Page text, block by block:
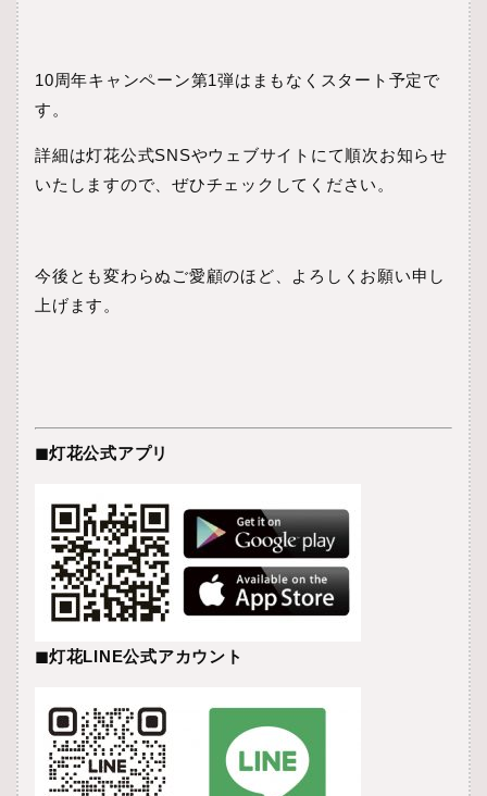
10周年キャンペーン第1弾はまもなくスタート予定で
す。
詳細は灯花公式SNSやウェブサイトにて順次お知らせ
いたしますので、ぜひチェックしてください。
今後とも変わらぬご愛顧のほど、よろしくお願い申し
上げます。
◼︎灯花公式アプリ
◼︎灯花LINE公式アカウント